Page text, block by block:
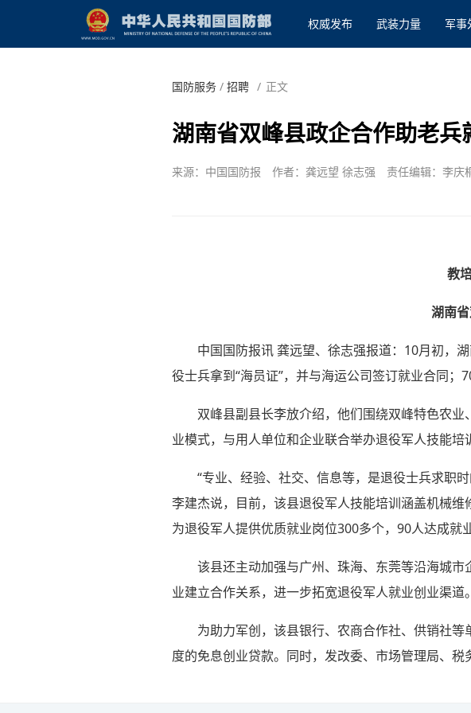
权威发布 武装力量 军事
国防服务/ 招聘 / 正文
湖南省双峰县政企合作助老兵
来源：中国国防报 作者：龚远望 徐志强 责任编辑：李庆
教
湖南
中国国防报讯 龚远望、徐志强报道：10月初，
役士兵拿到“海员证”，并与海运公司签订就业合同；
双峰县副县长李放介绍，他们围绕双峰特色农
业模式，与用人单位和企业联合举办退役军人技能培
“专业、经验、社交、信息等，是退役士兵求职
李建杰说，目前，该县退役军人技能培训涵盖机械
为退役军人提供优质就业岗位300多个，90人达成就
该县还主动加强与广州、珠海、东莞等沿海城市
业建立合作关系，进一步拓宽退役军人就业创业渠道。
为助力军创，该县银行、农商合作社、供销社
度的免息创业贷款。同时，发改委、市场管理局、税